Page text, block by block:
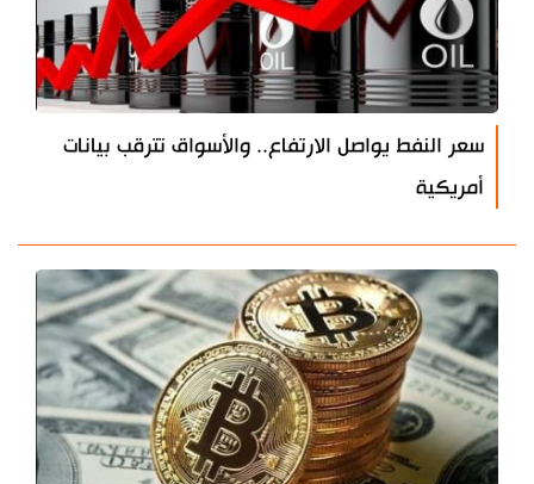
سعر النفط يواصل الارتفاع.. والأسواق تترقب بيانات
أمريكية